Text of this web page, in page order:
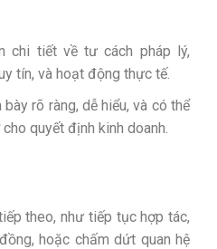
chi tiết về tư cách pháp lý,
tín, và hoạt động thực tế.
rõ ràng, dễ hiểu, và có thể
quyết định kinh doanh.
theo, như tiếp tục hợp tác,
hoặc chấm dứt quan hệ